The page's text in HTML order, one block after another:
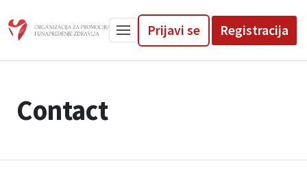
Prijavi se Registracija
Contact